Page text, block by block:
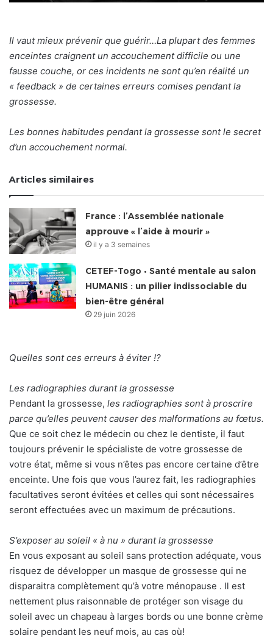
Il vaut mieux prévenir que guérir…La plupart des femmes
enceintes craignent un accouchement difficile ou une
fausse couche, or ces incidents ne sont qu’en réalité un
« feedback » de certaines erreurs comises pendant la
grossesse.
Les bonnes habitudes pendant la grossesse sont le secret
d’un accouchement normal.
Articles similaires
France : l’Assemblée nationale
approuve « l’aide à mourir »
il y a 3 semaines
CETEF-Togo • Santé mentale au salon
HUMANIS : un pilier indissociable du
bien-être général
29 juin 2026
Quelles sont ces erreurs à éviter !?
Les radiographies durant la grossesse
Pendant la grossesse, les radiographies sont à proscrire
parce qu’elles peuvent causer des malformations au fœtus.
Que ce soit chez le médecin ou chez le dentiste, il faut
toujours prévenir le spécialiste de votre grossesse de
votre état, même si vous n’êtes pas encore certaine d’être
enceinte. Une fois que vous l’aurez fait, les radiographies
facultatives seront évitées et celles qui sont nécessaires
seront effectuées avec un maximum de précautions.
S’exposer au soleil « à nu » durant la grossesse
En vous exposant au soleil sans protection adéquate, vous
risquez de développer un masque de grossesse qui ne
disparaitra complètement qu’à votre ménopause . Il est
nettement plus raisonnable de protéger son visage du
soleil avec un chapeau à larges bords ou une bonne crème
solaire pendant les neuf mois, au cas où!